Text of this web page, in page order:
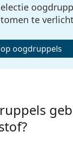
te
oogdruppels